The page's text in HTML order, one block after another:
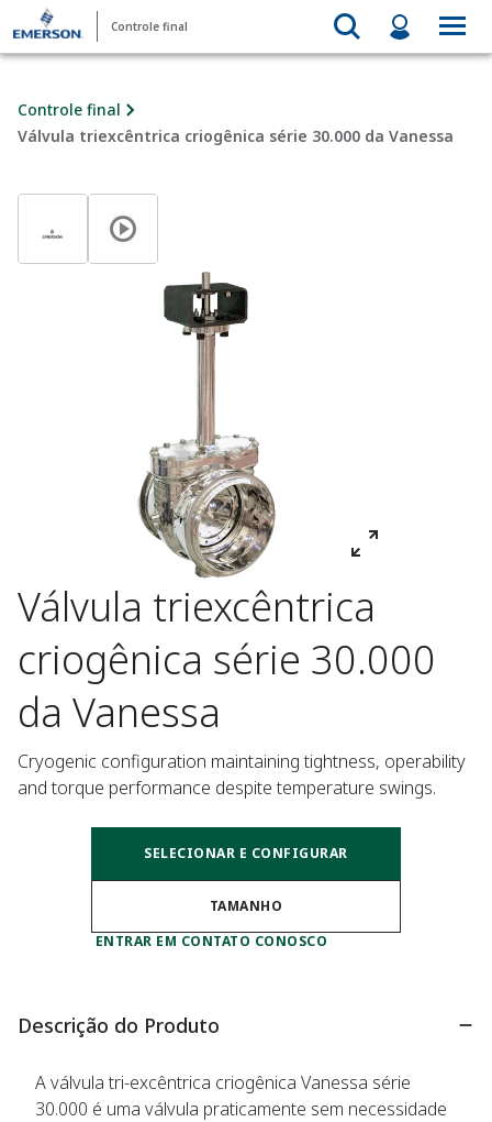
Controle final
Controle final
Válvula triexcêntrica criogênica série 30.000 da Vanessa
Válvula triexcêntrica
criogênica série 30.000
da Vanessa
Cryogenic configuration maintaining tightness, operability
and torque performance despite temperature swings.
SELECIONAR E CONFIGURAR
TAMANHO
ENTRAR EM CONTATO CONOSCO
Descrição do Produto
A válvula tri-excêntrica criogênica Vanessa série
30.000 é uma válvula praticamente sem necessidade